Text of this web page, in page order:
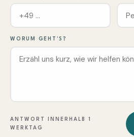
WORUM GEHT'S?
ANTWORT INNERHALB 1
WERKTAG